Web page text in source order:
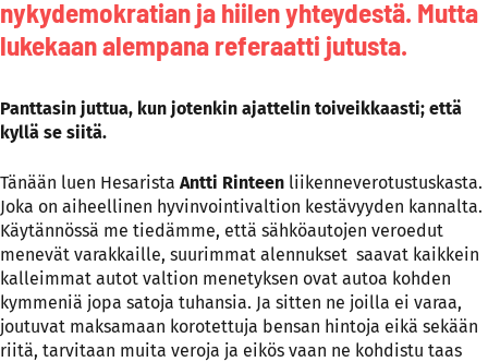
nykydemokratian ja hiilen yhteydestä. Mutta
lukekaan alempana referaatti jutusta.
Panttasin juttua, kun jotenkin ajattelin toiveikkaasti; että
kyllä se siitä.
Tänään luen Hesarista Antti Rinteen liikenneverotustuskasta.
Joka on aiheellinen hyvinvointivaltion kestävyyden kannalta.
Käytännössä me tiedämme, että sähköautojen veroedut
menevät varakkaille, suurimmat alennukset saavat kaikkein
kalleimmat autot valtion menetyksen ovat autoa kohden
kymmeniä jopa satoja tuhansia. Ja sitten ne joilla ei varaa,
joutuvat maksamaan korotettuja bensan hintoja eikä sekään
riitä, tarvitaan muita veroja ja eikös vaan ne kohdistu taas